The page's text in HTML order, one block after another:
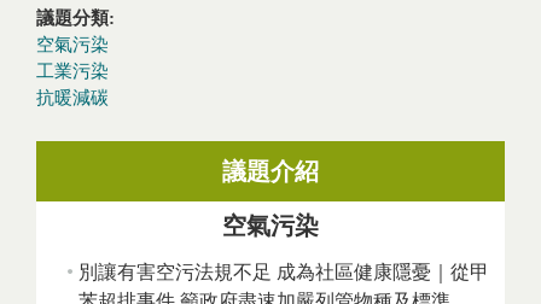
議題分類:
空氣污染
工業污染
抗暖減碳
議題介紹
空氣污染
別讓有害空污法規不足 成為社區健康隱憂｜從甲